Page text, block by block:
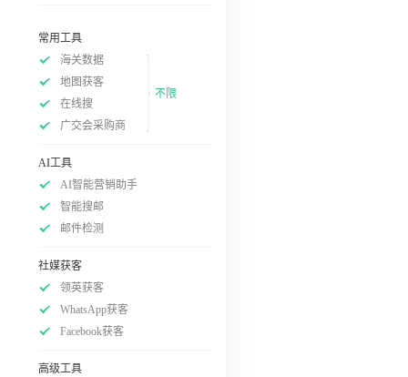
常用工具
海关数据
地图获客
在线搜
广交会采购商
不限
AI工具
AI智能营销助手
智能搜邮
邮件检测
社媒获客
领英获客
WhatsApp获客
Facebook获客
高级工具